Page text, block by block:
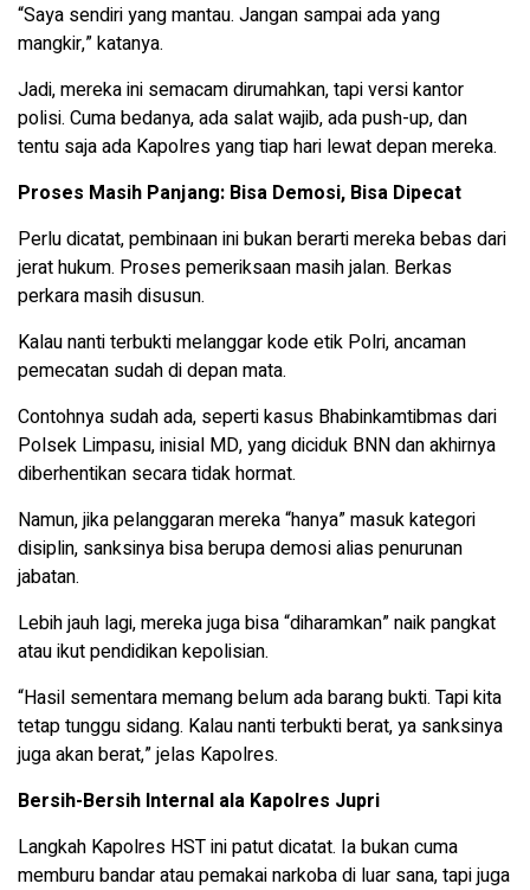
“Saya sendiri yang mantau. Jangan sampai ada yang
mangkir,” katanya.
Jadi, mereka ini semacam dirumahkan, tapi versi kantor
polisi. Cuma bedanya, ada salat wajib, ada push-up, dan
tentu saja ada Kapolres yang tiap hari lewat depan mereka.
Proses Masih Panjang: Bisa Demosi, Bisa Dipecat
Perlu dicatat, pembinaan ini bukan berarti mereka bebas dari
jerat hukum. Proses pemeriksaan masih jalan. Berkas
perkara masih disusun.
Kalau nanti terbukti melanggar kode etik Polri, ancaman
pemecatan sudah di depan mata.
Contohnya sudah ada, seperti kasus Bhabinkamtibmas dari
Polsek Limpasu, inisial MD, yang diciduk BNN dan akhirnya
diberhentikan secara tidak hormat.
Namun, jika pelanggaran mereka “hanya” masuk kategori
disiplin, sanksinya bisa berupa demosi alias penurunan
jabatan.
Lebih jauh lagi, mereka juga bisa “diharamkan” naik pangkat
atau ikut pendidikan kepolisian.
“Hasil sementara memang belum ada barang bukti. Tapi kita
tetap tunggu sidang. Kalau nanti terbukti berat, ya sanksinya
juga akan berat,” jelas Kapolres.
Bersih-Bersih Internal ala Kapolres Jupri
Langkah Kapolres HST ini patut dicatat. Ia bukan cuma
memburu bandar atau pemakai narkoba di luar sana, tapi juga